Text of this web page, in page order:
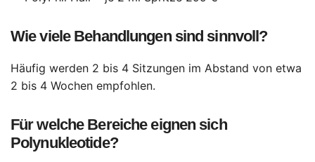
Wie viele Behandlungen sind sinnvoll?
Häufig werden 2 bis 4 Sitzungen im Abstand von etwa
2 bis 4 Wochen empfohlen.
Für welche Bereiche eignen sich
Polynukleotide?